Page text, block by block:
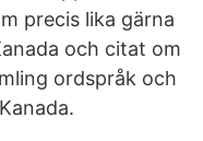
precis lika gärna
och citat om
ordspråk och